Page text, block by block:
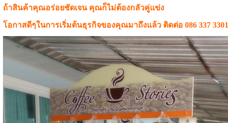
ถ้าสินค้าคุณอร่อยชัดเจน คุณก็ไม่ต้องกลัวคู่แข่ง
โอกาสดีๆในการเริ่มต้นธุรกิจของคุณมาถึงแล้ว ติดต่อ 086 337 3301